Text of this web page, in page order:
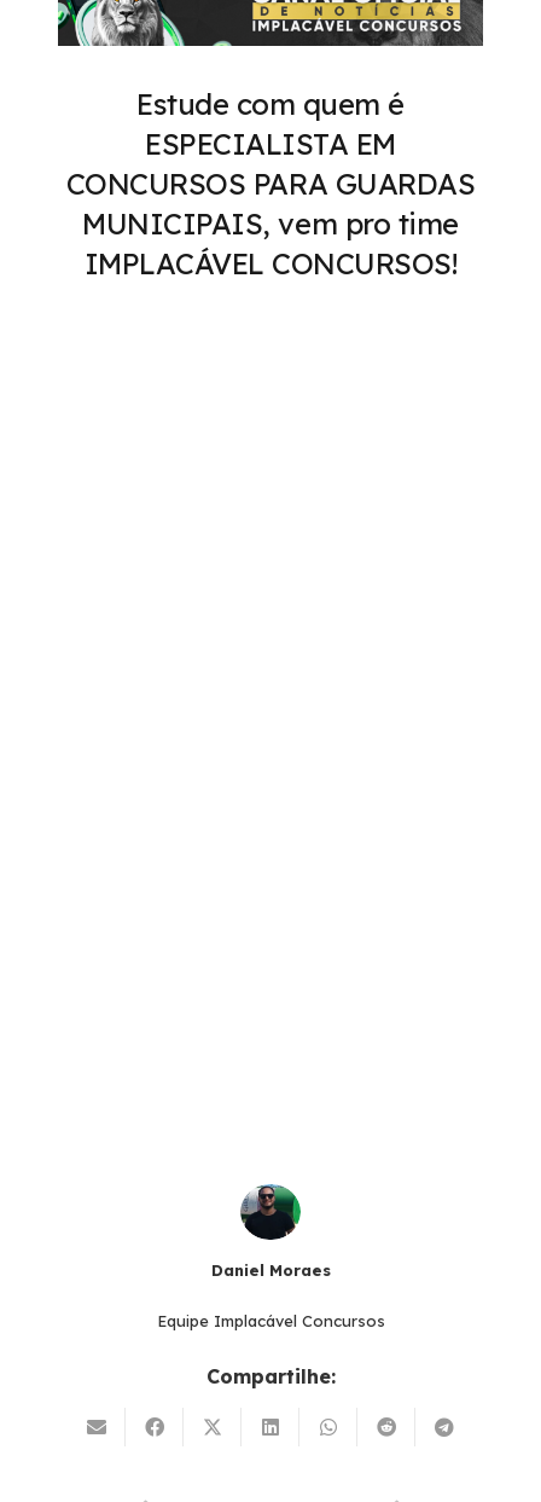
Estude com quem é
ESPECIALISTA EM
CONCURSOS PARA GUARDAS
MUNICIPAIS, vem pro time
IMPLACÁVEL CONCURSOS!
Daniel Moraes
Equipe Implacável Concursos
Compartilhe: